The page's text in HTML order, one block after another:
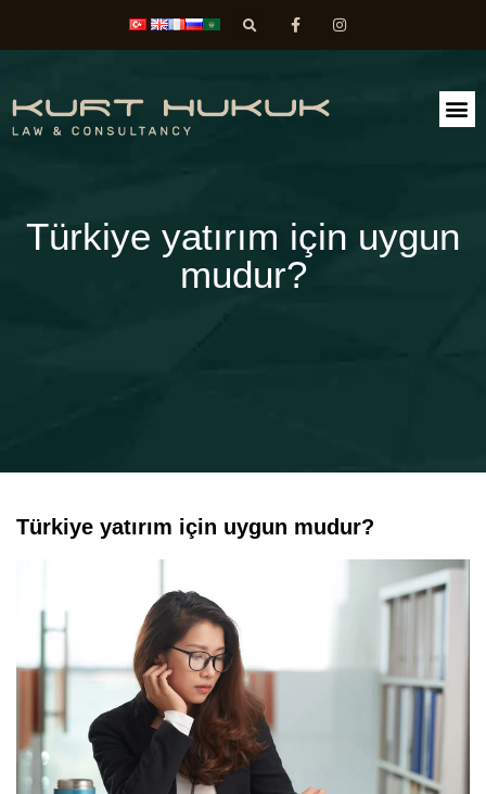
Türkiye yatırım için uygun
mudur?
Türkiye yatırım için uygun mudur?